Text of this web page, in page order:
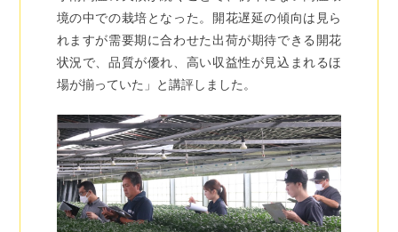
境の中での栽培となった。開花遅延の傾向は見ら
れますが需要期に合わせた出荷が期待できる開花
状況で、品質が優れ、高い収益性が見込まれるほ
場が揃っていた」と講評しました。